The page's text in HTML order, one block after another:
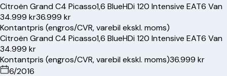
CitroënGrand C4 Picasso1,6 BlueHDi 120 Intensive EAT6 Van
34.999 kr36.999 kr
Kontantpris (engros/CVR, varebil ekskl. moms)
CitroënGrand C4 Picasso1,6 BlueHDi 120 Intensive EAT6 Van
34.999 kr
Kontantpris (engros/CVR, varebil ekskl. moms)36.999 kr
6/2016